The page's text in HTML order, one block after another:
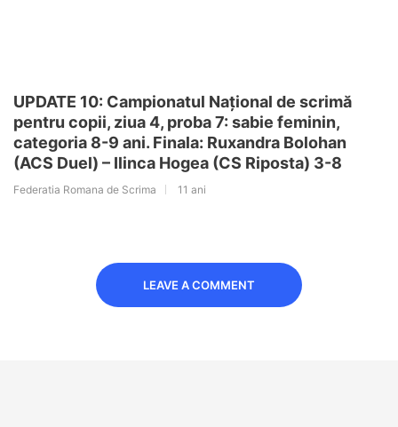
UPDATE 10: Campionatul Național de scrimă
pentru copii, ziua 4, proba 7: sabie feminin,
categoria 8-9 ani. Finala: Ruxandra Bolohan
(ACS Duel) – Ilinca Hogea (CS Riposta) 3-8
Federatia Romana de Scrima 11 ani
LEAVE A COMMENT